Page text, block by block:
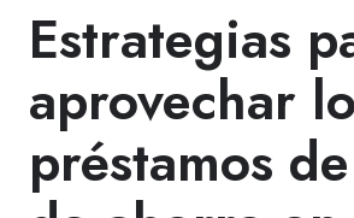
Estrategias
aprovechar
préstamos